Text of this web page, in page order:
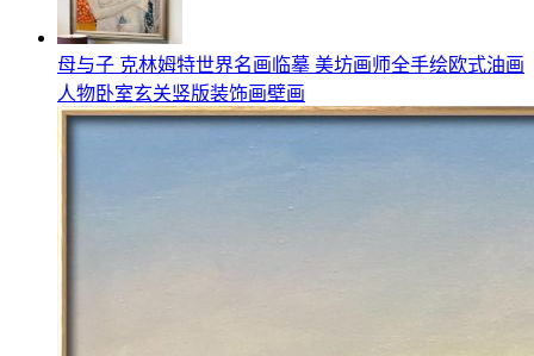
母与子 克林姆特世界名画临摹 美坊画师全手绘欧式油画
人物卧室玄关竖版装饰画壁画